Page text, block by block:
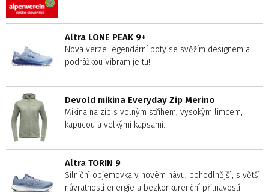
Altra LONE PEAK 9+
Nová verze legendární boty se svěžím designem a
podrážkou Vibram je tu!
Devold mikina Everyday Zip Merino
Mikina na zip s volným střihem, vysokým límcem,
kapucou a velkými kapsami.
Altra TORIN 9
Silniční objemovka v novém hávu, pohodlnější, s větší
návratností energie a bezkonkurenční přilnavostí.